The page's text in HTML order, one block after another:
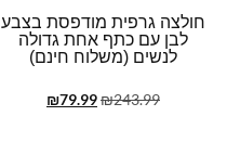
חולצה גרפית מודפסת בצבע
לבן עם כתף אחת גדולה
לנשים (משלוח חינם)
₪243.99
₪79.99